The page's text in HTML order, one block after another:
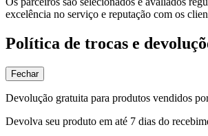
excelência no serviço e reputação com os
Política de trocas e
Fechar
Devolução gratuita para produtos vendidos
Devolva seu produto em até 7 dias do